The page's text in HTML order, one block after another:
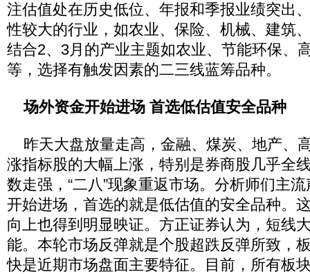
注估值处在历史低位、年报和季报业绩突出
性较大的行业，如农业、保险、机械、建筑
结合2、3月的产业主题如农业、节能环保、
等，选择有触发因素的二三线蓝筹品种。
场外资金开始进场 首选低估值安全品种
昨天大盘放量走高，金融、煤炭、地产、
涨指标股的大幅上涨，特别是券商股几乎全
数走强，“二八”现象重返市场。分析师们主
开始进场，首选的就是低估值的安全品种。
向上也得到明显映证。方正证券认为，短线
能。本轮市场反弹就是个股超跌反弹所致，
快是近期市场盘面主要特征。目前，所有板